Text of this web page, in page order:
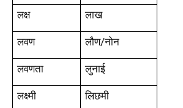
लक्ष लाख
लवण लौण/नोन
लवणता लुनाई
लक्ष्मी लिछमी